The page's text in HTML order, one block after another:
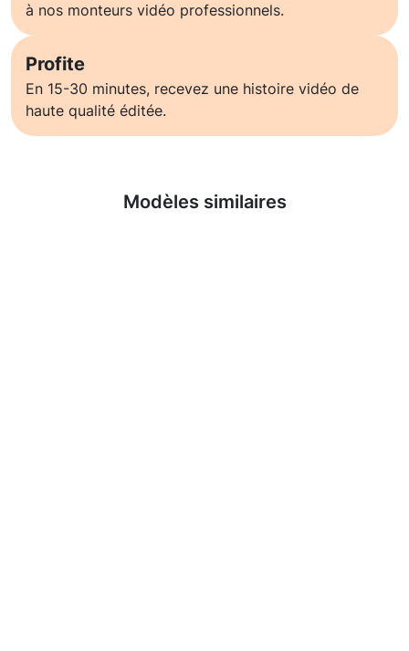
à nos monteurs vidéo professionnels.
Profite
En 15-30 minutes, recevez une histoire vidéo de
haute qualité éditée.
Modèles similaires
En savoir plus